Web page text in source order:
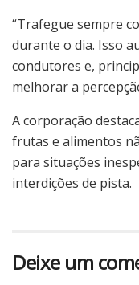
“Trafegue sempre
durante o dia. Isso
condutores e,
melhorar a
A corporação
frutas e alimentos
para situações
interdições de pista.
Deixe um